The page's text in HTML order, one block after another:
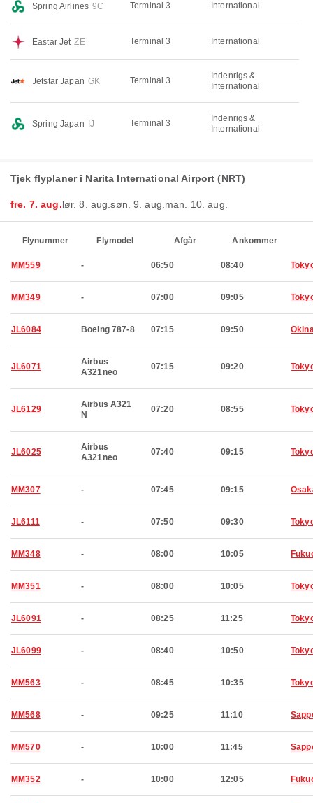
Spring Airlines 9C Terminal 3 International
Eastar Jet ZE Terminal 3 International
Jetstar Japan GK Terminal 3
Indenrigs &
International
Spring Japan IJ Terminal 3
Indenrigs &
International
Tjek flyplaner i Narita International Airport (NRT)
fre. 7. aug.lør. 8. aug.søn. 9. aug. man. 10. aug.
Flynummer Flymodel Afgår Ankommer
MM559 - 06:50 08:40
MM349 - 07:00 09:05
JL6084 Boeing 787-8 07:15 09:50
JL6071
Airbus
A321neo
07:15 09:20
JL6129
Airbus A321
N
07:20 08:55
JL6025
Airbus
A321neo
07:40 09:15
MM307 - 07:45 09:15
JL6111 - 07:50 09:30
MM348 - 08:00 10:05
MM351 - 08:00 10:05
JL6091 - 08:25 11:25
JL6099 - 08:40 10:50
MM563 - 08:45 10:35
MM568 - 09:25 11:10
MM570 - 10:00 11:45
MM352 - 10:00 12:05